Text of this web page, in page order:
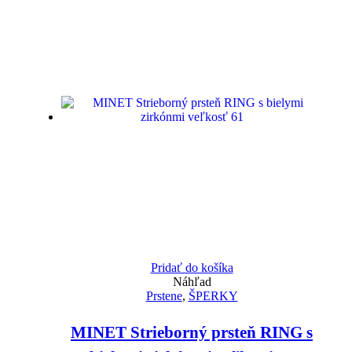
Pridať do košíka
Náhľad
Prstene, ŠPERKY
MINET Strieborný prsteň RING s